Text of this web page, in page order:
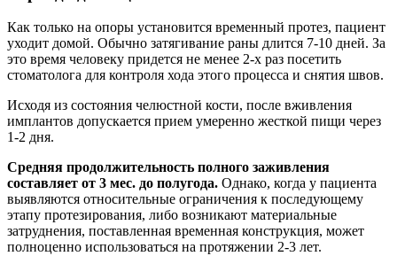
Как только на опоры установится временный протез, пациент
уходит домой. Обычно затягивание раны длится 7-10 дней. За
это время человеку придется не менее 2-х раз посетить
стоматолога для контроля хода этого процесса и снятия швов.
Исходя из состояния челюстной кости, после вживления
имплантов допускается прием умеренно жесткой пищи через
1-2 дня.
Средняя продолжительность полного заживления
составляет от 3 мес. до полугода. Однако, когда у пациента
выявляются относительные ограничения к последующему
этапу протезирования, либо возникают материальные
затруднения, поставленная временная конструкция, может
полноценно использоваться на протяжении 2-3 лет.